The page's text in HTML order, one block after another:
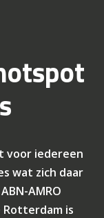
voor iedereen
wat zich daar
AMRO
Rotterdam is